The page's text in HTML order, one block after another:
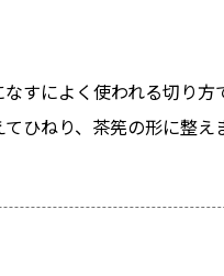
すによく使われる切り
ひねり、茶筅の形に整